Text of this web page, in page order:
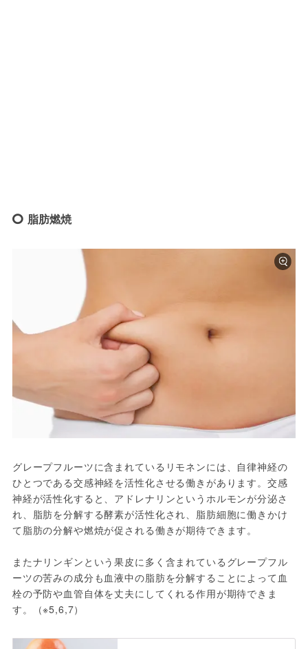
脂肪燃焼
グレープフルーツに含まれているリモネンには、自律神経の
ひとつである交感神経を活性化させる働きがあります。交感
神経が活性化すると、アドレナリンというホルモンが分泌さ
れ、脂肪を分解する酵素が活性化され、脂肪細胞に働きかけ
て脂肪の分解や燃焼が促される働きが期待できます。
またナリンギンという果皮に多く含まれているグレープフル
ーツの苦みの成分も血液中の脂肪を分解することによって血
栓の予防や血管自体を丈夫にしてくれる作用が期待できま